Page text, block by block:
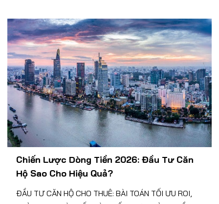
Chiến Lược Dòng Tiền 2026: Đầu Tư Căn
Hộ Sao Cho Hiệu Quả?
ĐẦU TƯ CĂN HỘ CHO THUÊ: BÀI TOÁN TỐI ƯU ROI,